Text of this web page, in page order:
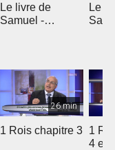
Le livre de
Samuel -
Le
26 min
1 Rois chapitre 3
1
4 et 5